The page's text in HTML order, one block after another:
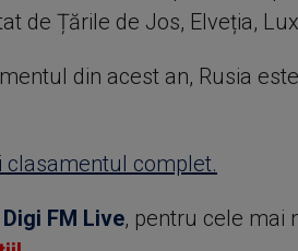
de Țările de Jos, Elveția,
din acest an, Rusia
clasamentul complet.
Digi FM Live, pentru cele mai